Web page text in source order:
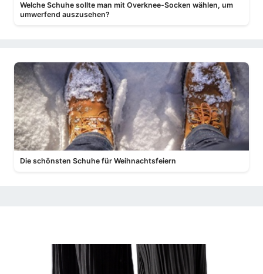
Welche Schuhe sollte man mit Overknee-Socken wählen, um
umwerfend auszusehen?
Die schönsten Schuhe für Weihnachtsfeiern